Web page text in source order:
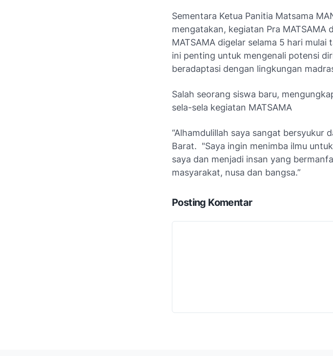
Sementara Ketua Panitia Matsama
mengatakan, kegiatan Pra MATSAMA
MATSAMA digelar selama 5 hari mulai
ini penting untuk mengenali potensi
beradaptasi dengan lingkungan
Salah seorang siswa baru,
sela-sela kegiatan MATSAMA
“Alhamdulillah saya sangat bersyukur
Barat. "Saya ingin menimba ilmu
saya dan menjadi insan yang
masyarakat, nusa dan bangsa.”
Posting Komentar